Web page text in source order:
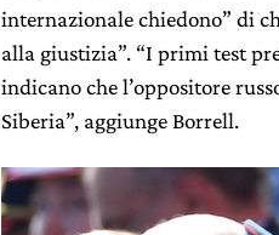
internazionale chiedono” di
alla giustizia”. “I primi test
indicano che l’oppositore
Siberia”, aggiunge Borrell.